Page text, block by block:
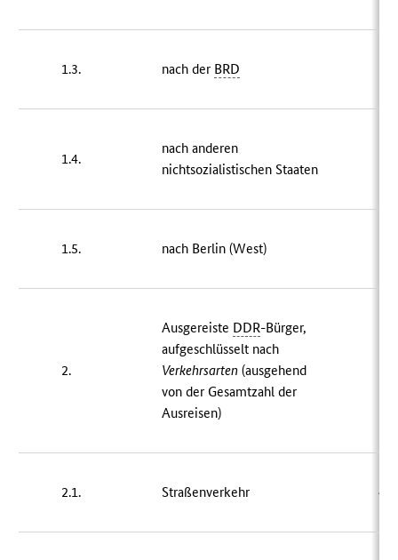
1.3. nach der BRD
1.4.
nach anderen
nichtsozialistischen Staaten
1.5. nach Berlin (West)
2.
Ausgereiste DDR-Bürger,
aufgeschlüsselt nach
Verkehrsarten (ausgehend
von der Gesamtzahl der
Ausreisen)
2.1. Straßenverkehr